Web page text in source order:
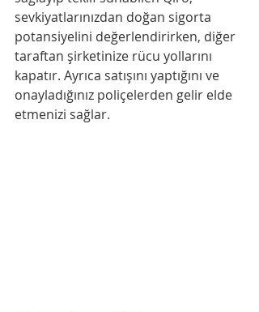
sevkiyatlarınızdan doğan sigorta
potansiyelini değerlendirirken, diğer
taraftan şirketinize rücu yollarını
kapatır. Ayrıca satışını yaptığını ve
onayladığınız poliçelerden gelir elde
etmenizi sağlar.